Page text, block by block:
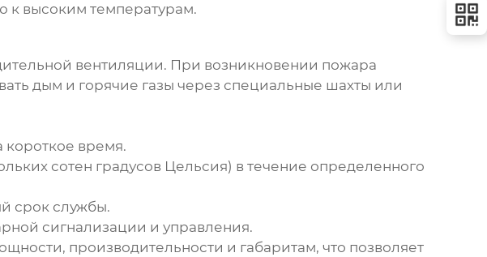
к высоким температурам.
вентиляции. При возникновении пожара
дым и горячие газы через специальные шахты или
время.
сотен градусов Цельсия) в течение определенного
срок службы.
сигнализации и управления.
производительности и габаритам, что позволяет